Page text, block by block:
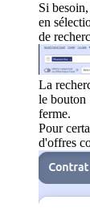
Si
en
de
La
le
ferme.
Pour
d'offres